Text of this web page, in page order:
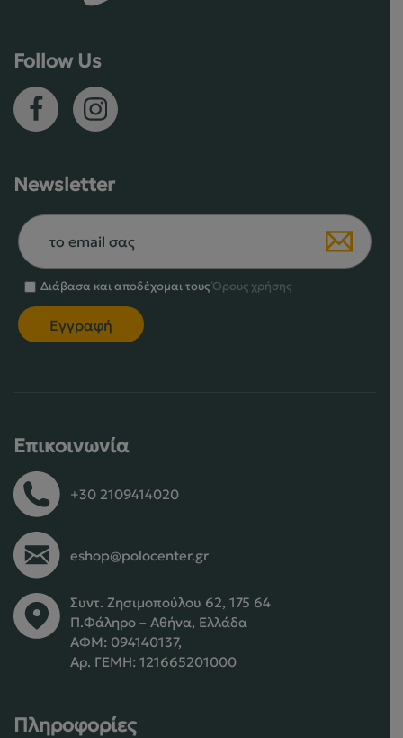
Follow Us
Newsletter
Διάβασα και αποδέχομαι τουςΌρους χρήσης
Επικοινωνία
+30 2109414020
eshop@polocenter.gr
Συντ. Ζησιμοπούλου 62, 175 64
Π.Φάληρο – Αθήνα, Ελλάδα
ΑΦΜ: 094140137,
Αρ. ΓΕΜΗ: 121665201000
Πληροφορίες